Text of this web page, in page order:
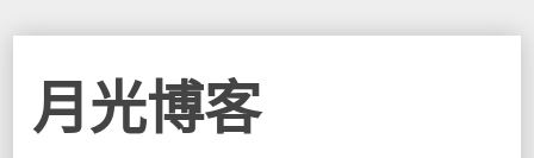
月光博客